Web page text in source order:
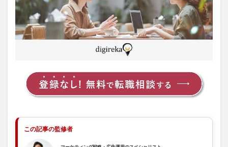
ジェ
ンシ
ーを
選ぶ
ポイ
2.1
自社
の問
てお
く
この記事の監修者